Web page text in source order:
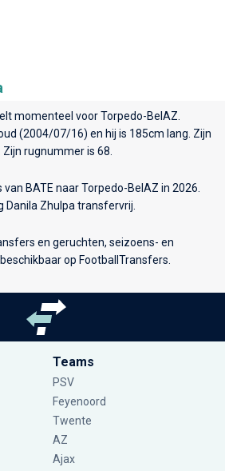
momenteel voorTorpedo-BelAZ
(2004/07/16) en hij is 185cm lang. Zijn
rugnummer is 68.
BATE naar Torpedo-BelAZ in 2026.
Danila Zhulpa transfervrij.
en geruchten, seizoens- en
op FootballTransfers.
Teams
PSV
Feyenoord
Twente
AZ
Ajax